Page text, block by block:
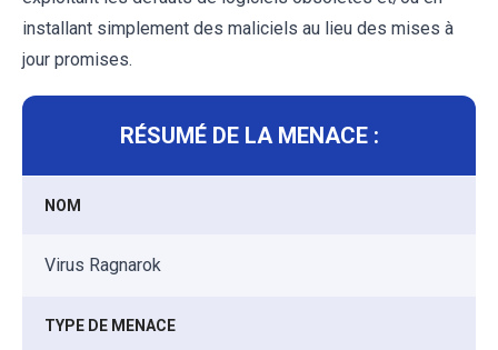
installant simplement des maliciels au lieu des mises à
jour promises.
RÉSUMÉ DE LA MENACE :
NOM
Virus Ragnarok
TYPE DE MENACE